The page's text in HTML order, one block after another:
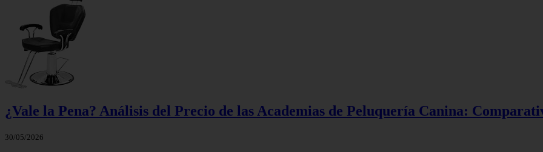
¿Vale la Pena? Análisis del Precio de las Academias de Peluquería Canina:
30/05/2026